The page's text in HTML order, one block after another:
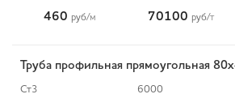
460 руб/м 70100 руб/т
Труба профильная прямоугольная
Ст3 6000